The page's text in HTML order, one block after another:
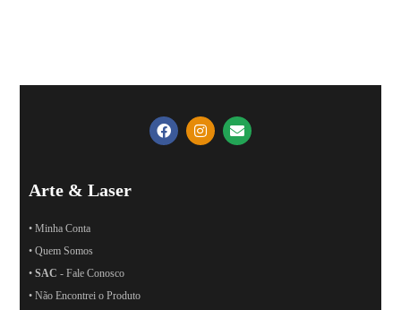
Arte & Laser
• Minha Conta
• Quem Somos
•SAC - Fale Conosco
• Não Encontrei o Produto